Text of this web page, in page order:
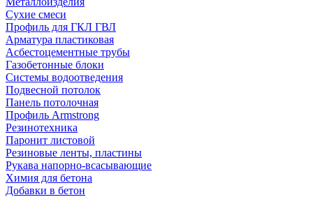
Сухие смеси
Профиль для ГКЛ ГВЛ
Арматура пластиковая
Асбестоцементные трубы
Газобетонные блоки
Системы водоотведения
Подвесной потолок
Панель потолочная
Профиль Armstrong
Резинотехника
Паронит листовой
Резиновые ленты, пластины
Рукава напорно-всасывающие
Химия для бетона
Добавки в бетон